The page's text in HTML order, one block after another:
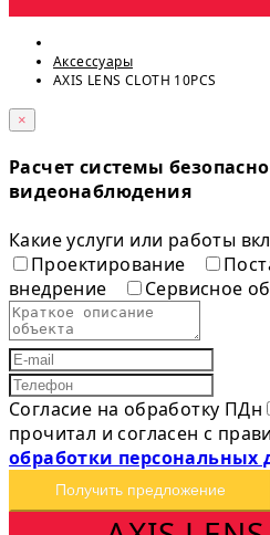
Аксессуары
AXIS LENS CLOTH 10PCS
×
Расчет системы
видеонаблюдения
Какие услуги или работы
Проектирование
внедрение
Сервисное
Согласие на обработку ПДн
прочитал и согласен с
обработки персональных
Получить предложение